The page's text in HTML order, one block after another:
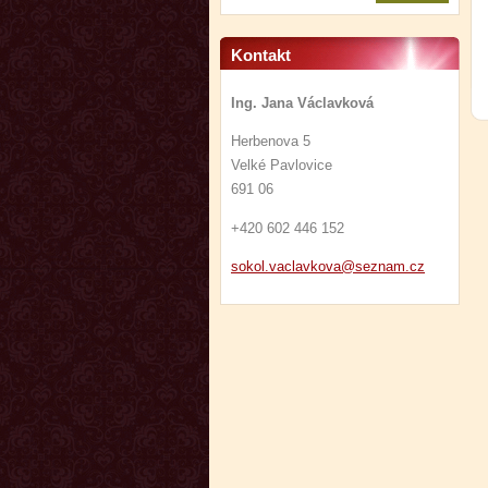
Kontakt
Ing. Jana Václavková
Herbenova 5
Velké Pavlovice
691 06
+420 602 446 152
sokol.vaclavkova@seznam. cz